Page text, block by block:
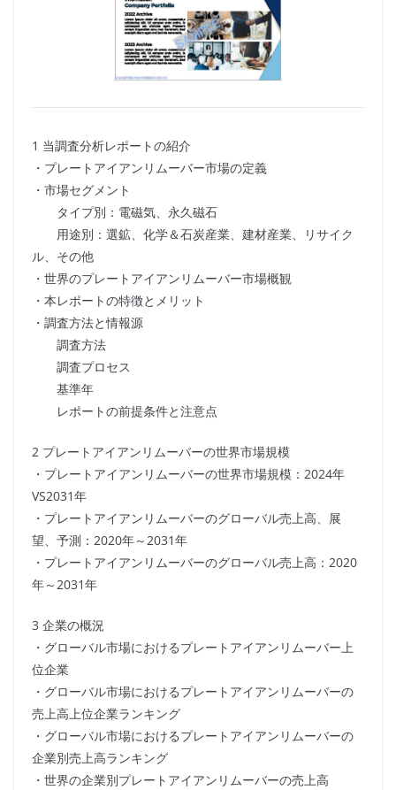
1 当調査分析レポートの紹介
・プレートアイアンリムーバー市場の定義
・市場セグメント
タイプ別：電磁気、永久磁石
用途別：選鉱、化学＆石炭産業、建材産業、リサイク
ル、その他
・世界のプレートアイアンリムーバー市場概観
・本レポートの特徴とメリット
・調査方法と情報源
調査方法
調査プロセス
基準年
レポートの前提条件と注意点
2 プレートアイアンリムーバーの世界市場規模
・プレートアイアンリムーバーの世界市場規模：2024年
VS2031年
・プレートアイアンリムーバーのグローバル売上高、展
望、予測：2020年～2031年
・プレートアイアンリムーバーのグローバル売上高：2020
年～2031年
3 企業の概況
・グローバル市場におけるプレートアイアンリムーバー上
位企業
・グローバル市場におけるプレートアイアンリムーバーの
売上高上位企業ランキング
・グローバル市場におけるプレートアイアンリムーバーの
企業別売上高ランキング
・世界の企業別プレートアイアンリムーバーの売上高